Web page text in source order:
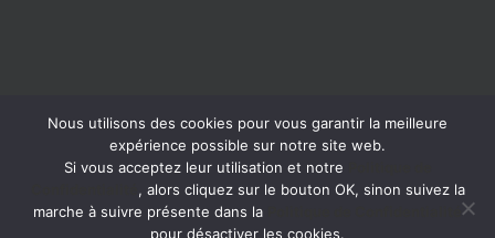
Nous utilisons des cookies pour vous garantir la meilleure
expérience possible sur notre site web.
Si vous acceptez leur utilisation et notre
, alors cliquez sur le bouton OK, sinon suivez la
marche à suivre présente dans la
pour désactiver les cookies.